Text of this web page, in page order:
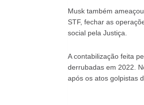
Musk também
STF, fechar as
social pela Justiça.
A contabilização feita
derrubadas em 2022.
após os atos golpistas